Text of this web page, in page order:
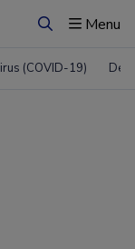
ZoekenMenu
(COVID-19)